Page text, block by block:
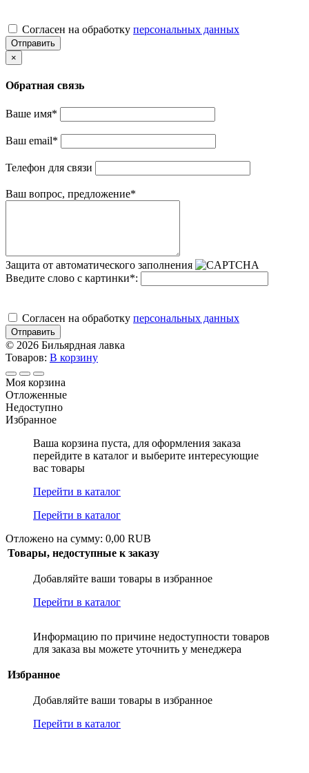
Cогласен на обработку персональных данных
Отправить
×
Обратная связь
Ваше имя*
Ваш email*
Телефон для связи
Ваш вопрос, предложение*
Защита от автоматического заполнения
Введите слово с картинки*:
Cогласен на обработку персональных данных
Отправить
© 2026 Бильярдная лавка
Товаров: В корзину
Моя корзина
Отложенные
Недоступно
Избранное
Ваша корзина пуста, для оформления заказа
перейдите в каталог и выберите интересующие
вас товары
Перейти в каталог
Перейти в каталог
Отложено на сумму: 0,00 RUB
Товары, недоступные к заказу
Добавляйте ваши товары в избранное
Перейти в каталог
Информацию по причине недоступности товаров
для заказа вы можете уточнить у менеджера
Избранное
Добавляйте ваши товары в избранное
Перейти в каталог